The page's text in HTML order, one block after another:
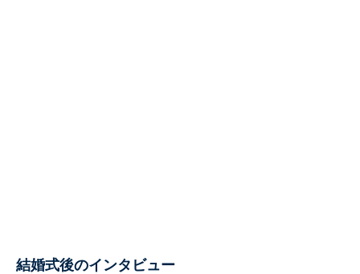
結婚式後のインタビュー